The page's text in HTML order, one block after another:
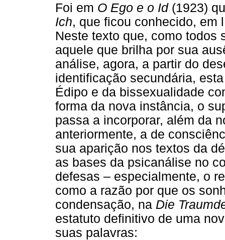
Foi em O Ego e o Id(1923)
Ich, que ficou conhecido, em
Neste texto que, como todos
aquele que brilha por sua
análise, agora, a partir do
identificação secundária,
Édipo e da bissexualidade
forma da nova instância, o
passa a incorporar, além da
anteriormente, a de
sua aparição nos textos da
as bases da psicanálise no
defesas – especialmente, o
como a razão por que os
condensação, na Die
estatuto definitivo de uma
suas palavras: